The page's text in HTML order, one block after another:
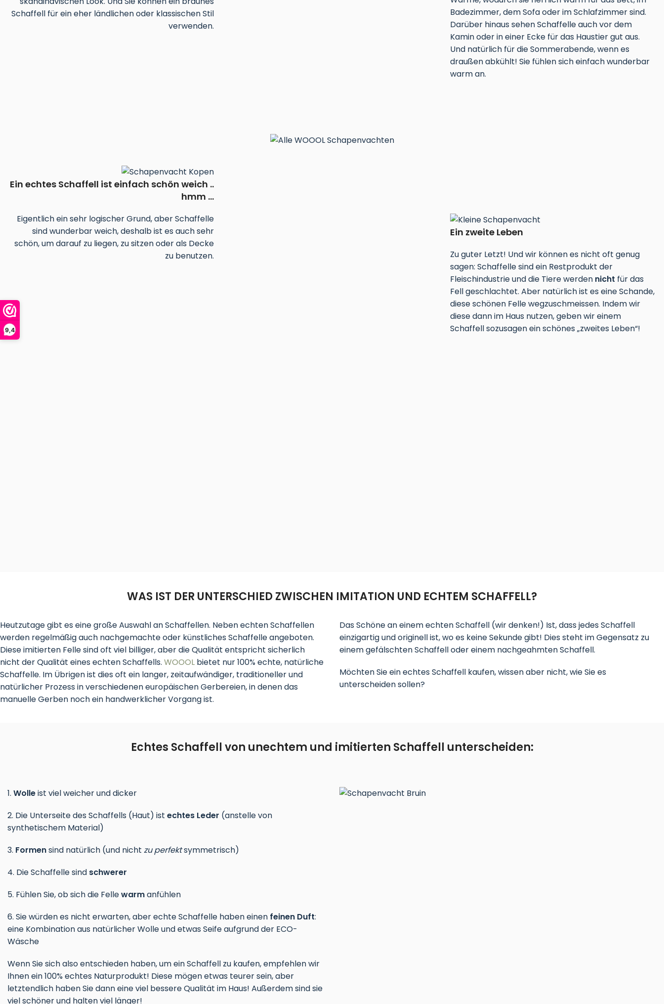
9,4
Schaffell für ein eher ländlichen oder klassischen Stil
verwenden.
Ein echtes Schaffell ist einfach schön weich ..
hmm ...
Eigentlich ein sehr logischer Grund, aber Schaffelle
sind wunderbar weich, deshalb ist es auch sehr
schön, um darauf zu liegen, zu sitzen oder als Decke
zu benutzen.
Badezimmer, dem Sofa oder im Schlafzimmer sind.
Darüber hinaus sehen Schaffelle auch vor dem
Kamin oder in einer Ecke für das Haustier gut aus.
Und natürlich für die Sommerabende, wenn es
draußen abkühlt! Sie fühlen sich einfach wunderbar
warm an.
Ein zweite Leben
Zu guter Letzt! Und wir können es nicht oft genug
sagen: Schaffelle sind ein Restprodukt der
Fleischindustrie und die Tiere werden nicht für das
Fell geschlachtet. Aber natürlich ist es eine Schande,
diese schönen Felle wegzuschmeissen. Indem wir
diese dann im Haus nutzen, geben wir einem
Schaffell sozusagen ein schönes „zweites Leben“!
WAS IST DER UNTERSCHIED ZWISCHEN IMITATION UND ECHTEM SCHAFFELL?
Heutzutage gibt es eine große Auswahl an Schaffellen. Neben echten Schaffellen
werden regelmäßig auch nachgemachte oder künstliches Schaffelle angeboten.
Diese imitierten Felle sind oft viel billiger, aber die Qualität entspricht sicherlich
nicht der Qualität eines echten Schaffells. WOOOL bietet nur 100% echte, natürliche
Schaffelle. Im Übrigen ist dies oft ein langer, zeitaufwändiger, traditioneller und
natürlicher Prozess in verschiedenen europäischen Gerbereien, in denen das
manuelle Gerben noch ein handwerklicher Vorgang ist.
Das Schöne an einem echten Schaffell (wir denken!) Ist, dass jedes Schaffell
einzigartig und originell ist, wo es keine Sekunde gibt! Dies steht im Gegensatz zu
einem gefälschten Schaffell oder einem nachgeahmten Schaffell.
Möchten Sie ein echtes Schaffell kaufen, wissen aber nicht, wie Sie es
unterscheiden sollen?
Echtes Schaffell von unechtem und imitierten Schaffell unterscheiden:
1. Wolleist viel weicher und dicker
2. Die Unterseite des Schaffells (Haut) ist echtes Leder (anstelle von
synthetischem Material)
3. Formensind natürlich (und nicht zu perfektsymmetrisch)
4. Die Schaffelle sind schwerer
5. Fühlen Sie, ob sich die Fellewarmanfühlen
6. Sie würden es nicht erwarten, aber echte Schaffelle haben einen feinen Duft:
eine Kombination aus natürlicher Wolle und etwas Seife aufgrund der ECO-
Wäsche
Wenn Sie sich also entschieden haben, um ein Schaffell zu kaufen, empfehlen wir
Ihnen ein 100% echtes Naturprodukt! Diese mögen etwas teurer sein, aber
letztendlich haben Sie dann eine viel bessere Qualität im Haus! Außerdem sind sie
viel schöner und halten viel länger!